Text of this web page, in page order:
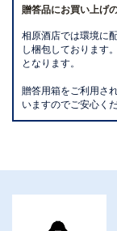
贈答品にお買い上げ
相原酒店では環境に
し梱包しております
となります。
贈答用箱をご利用さ
いますのでご安心くだ